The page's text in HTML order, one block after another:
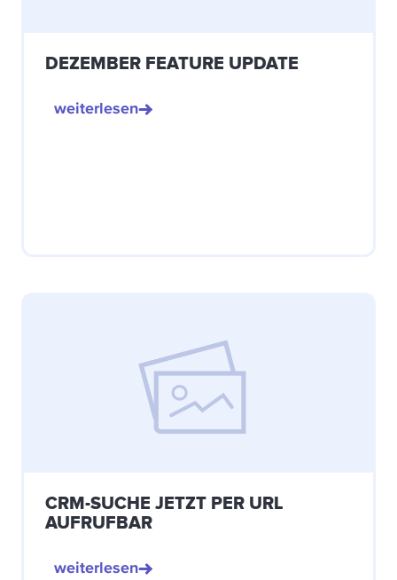
DEZEMBER FEATURE UPDATE
weiterlesen
CRM-SUCHE JETZT PER URL
AUFRUFBAR
weiterlesen